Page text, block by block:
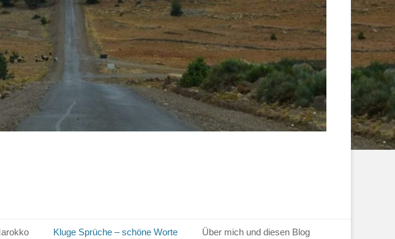
Kluge Sprüche – schöne Worte Über mich und diesen Blog